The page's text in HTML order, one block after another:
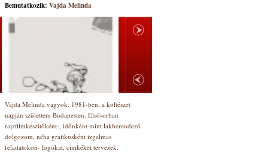
Bemutatkozik: Vajda Melinda
Vajda Melinda vagyok. 1981-ben, a költészet
napján születtem Budapesten. Elsősorban
rajzfilmkészítőként-, időnként mint lakberendező
dolgozom, néha grafikusként izgalmas
feladatokon- logókat, címkéket tervezek.